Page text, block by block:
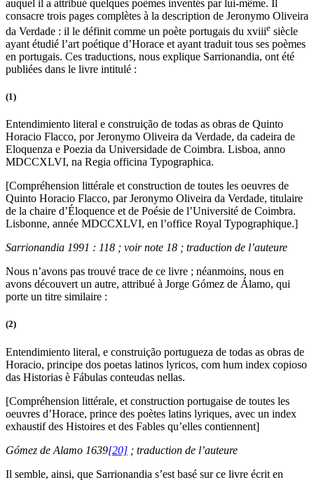
auquel il a attribué quelques poèmes inventés par lui-même. Il
consacre trois pages complètes à la description de Jeronymo Oliveira
da Verdade : il le définit comme un poète portugais du xviiie siècle
ayant étudié l’art poétique d’Horace et ayant traduit tous ses poèmes
en portugais. Ces traductions, nous explique Sarrionandia, ont été
publiées dans le livre intitulé :
(1)
Entendimiento literal e construição de todas as obras de Quinto
Horacio Flacco, por Jeronymo Oliveira da Verdade, da cadeira de
Eloquenza e Poezia da Universidade de Coimbra. Lisboa, anno
MDCCXLVI, na Regia officina Typographica.
[Compréhension littérale et construction de toutes les oeuvres de
Quinto Horacio Flacco, par Jeronymo Oliveira da Verdade, titulaire
de la chaire d’Éloquence et de Poésie de l’Université de Coimbra.
Lisbonne, année MDCCXLVI, en l’office Royal Typographique.]
Sarrionandia 1991 : 118 ; voir note 18 ; traduction de l’auteure
Nous n’avons pas trouvé trace de ce livre ; néanmoins, nous en
avons découvert un autre, attribué à Jorge Gómez de Álamo, qui
porte un titre similaire :
(2)
Entendimiento literal, e construição portugueza de todas as obras de
Horacio, principe dos poetas latinos lyricos, com hum index copioso
das Historias è Fábulas conteudas nellas.
[Compréhension littérale, et construction portugaise de toutes les
oeuvres d’Horace, prince des poètes latins lyriques, avec un index
exhaustif des Histoires et des Fables qu’elles contiennent]
Gómez de Alamo 1639[20] ; traduction de l’auteure
Il semble, ainsi, que Sarrionandia s’est basé sur ce livre écrit en